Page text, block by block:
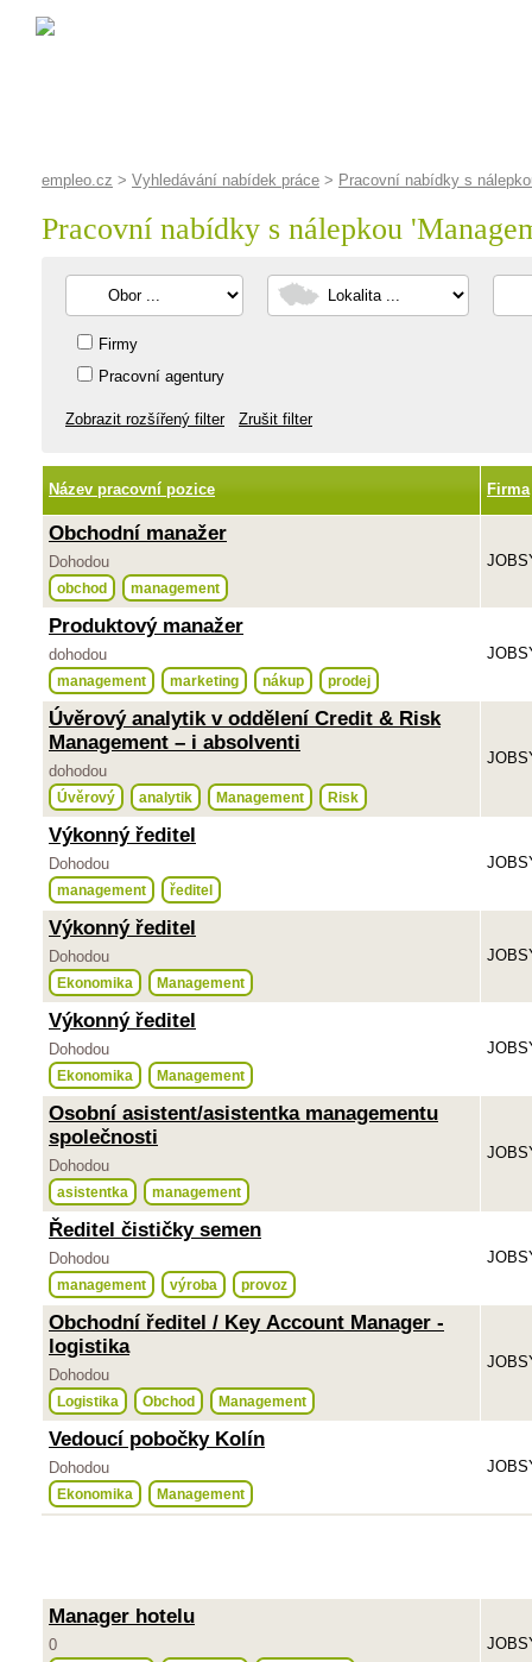
empleo.cz > Vyhledávání nabídek práce > Pracovní nabídky s
Pracovní nabídky s nálepkou '
Firmy
Pracovní agentury
Zobrazit rozšířený filter Zrušit filter
Název pracovní pozice Firma
Obchodní manažer
Dohodou
obchod management
Produktový manažer
dohodou
management marketing nákup prodej
Úvěrový analytik v oddělení Credit & Risk
Management – i absolventi
dohodou
Úvěrový analytik Management Risk
Výkonný ředitel
Dohodou
management ředitel
Výkonný ředitel
Dohodou
Ekonomika Management
Výkonný ředitel
Dohodou
Ekonomika Management
Osobní asistent/asistentka managementu
společnosti
Dohodou
asistentka management
Ředitel čističky semen
Dohodou
management výroba provoz
Obchodní ředitel / Key Account Manager -
logistika
Dohodou
Logistika Obchod Management
Vedoucí pobočky Kolín
Dohodou
Ekonomika Management
Manager hotelu
0